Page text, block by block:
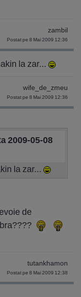
zambil
Postat pe 8 Mai 2009 12:36
la zar...
wife_de_zmeu
Postat pe 8 Mai 2009 12:36
2009-05-08
la zar...
de
tutankhamon
Postat pe 8 Mai 2009 12:38